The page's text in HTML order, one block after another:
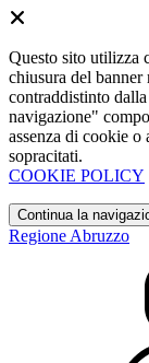
Questo sito utilizza
chiusura del banner
contraddistinto
navigazione"
assenza di cookie
sopracitati.
COOKIE POLICY
Continua la
Regione Abruzzo